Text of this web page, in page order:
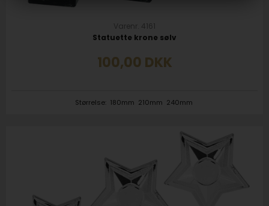
Varenr. 4161
Statuette krone sølv
100,00 DKK
Størrelse: 180mm 210mm 240mm